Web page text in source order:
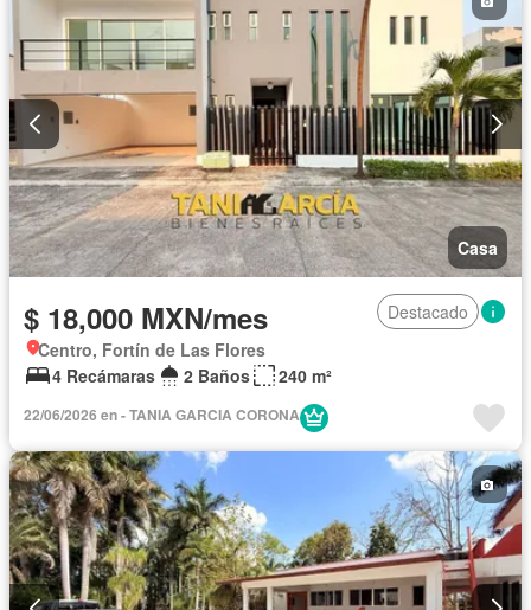
Casa
$ 18,000 MXN/mes
Destacado
Centro, Fortín de Las Flores
4 Recámaras
2 Baños 240 m²
22/06/2026 en - TANIA GARCIA CORONA